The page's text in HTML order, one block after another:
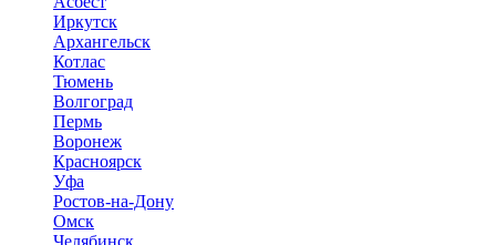
Иркутск
Архангельск
Котлас
Тюмень
Волгоград
Пермь
Воронеж
Красноярск
Уфа
Ростов-на-Дону
Омск
Челябинск